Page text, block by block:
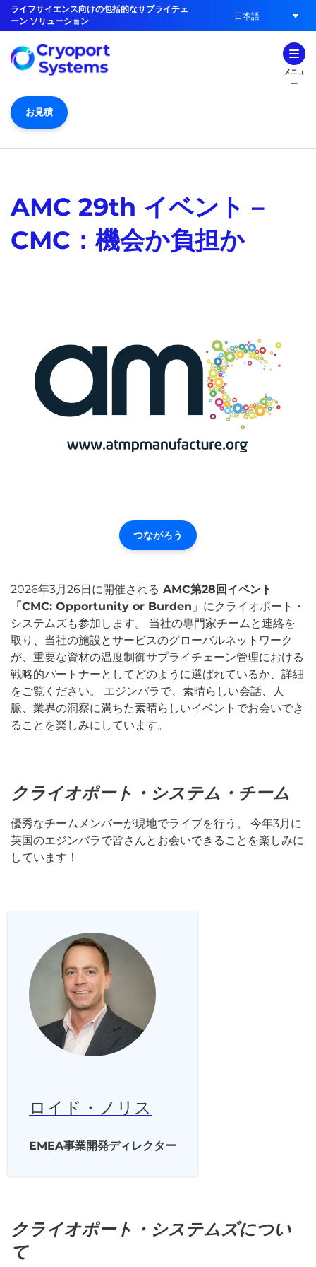
ライフサイエンス向けの包括的なサプライチェ
ーン ソリューション
日本語
メニュ
ー
お見積
AMC 29th イベント –
CMC：機会か負担か
つながろう
2026年3月26日に開催される AMC第28回イベント
「CMC: Opportunity or Burden 」にクライオポート・
システムズも参加します。 当社の専門家チームと連絡を
取り、当社の施設とサービスのグローバルネットワーク
が、重要な資材の温度制御サプライチェーン管理における
戦略的パートナーとしてどのように選ばれているか、詳細
をご覧ください。 エジンバラで、素晴らしい会話、人
脈、業界の洞察に満ちた素晴らしいイベントでお会いでき
ることを楽しみにしています。
クライオポート・システム・チーム
優秀なチームメンバーが現地でライブを行う。 今年3月に
英国のエジンバラで皆さんとお会いできることを楽しみに
しています！
ロイド・ノリス
EMEA事業開発ディレクター
クライオポート・システムズについ
て